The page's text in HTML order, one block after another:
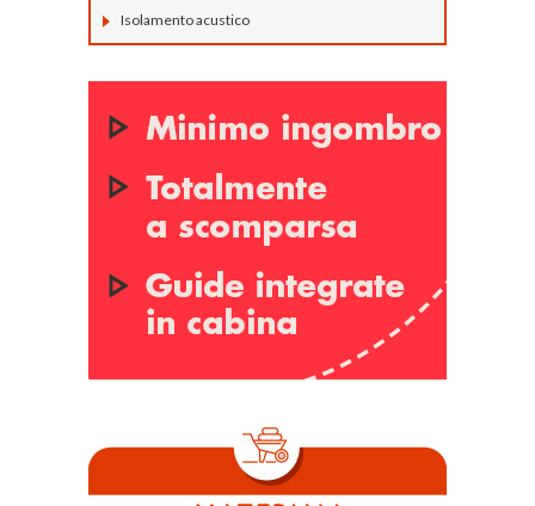
Isolamento acustico